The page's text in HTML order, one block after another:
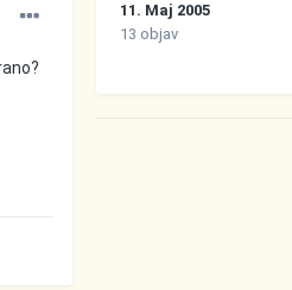
11. Maj 2005
13 objav